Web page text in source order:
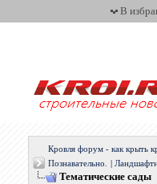
В
Кровля форум - как крыть
Познавательно.
Тематические сады